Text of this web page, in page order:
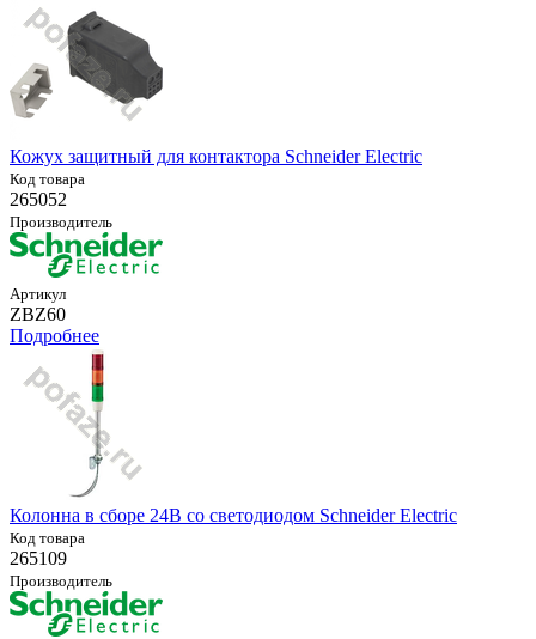
Кожух защитный для контактора Schneider Electric
Код товара
265052
Производитель
Артикул
ZBZ60
Подробнее
Колонна в сборе 24В со светодиодом Schneider Electric
Код товара
265109
Производитель